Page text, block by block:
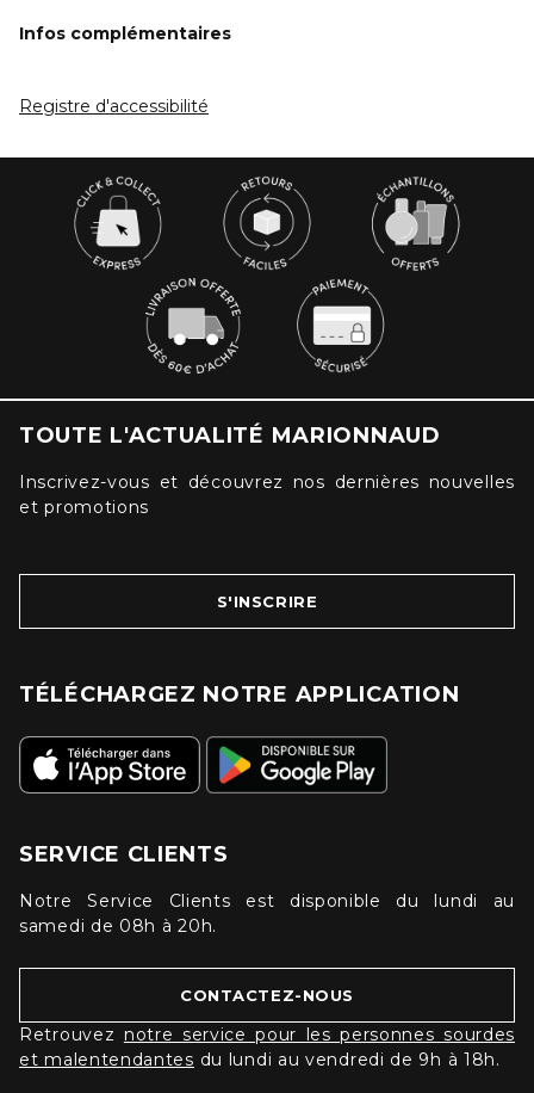
Infos complémentaires
Registre d'accessibilité
TOUTE L'ACTUALITÉ MARIONNAUD
Inscrivez-vous et découvrez nos dernières nouvelles
et promotions
S'INSCRIRE
TÉLÉCHARGEZ NOTRE APPLICATION
SERVICE CLIENTS
Notre Service Clients est disponible du lundi au
samedi de 08h à 20h.
CONTACTEZ-NOUS
Retrouvez notre service pour les personnes sourdes
et malentendantes du lundi au vendredi de 9h à 18h.